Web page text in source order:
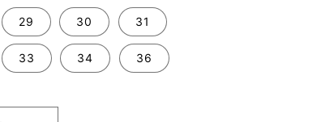
29 30 31
33 34 36